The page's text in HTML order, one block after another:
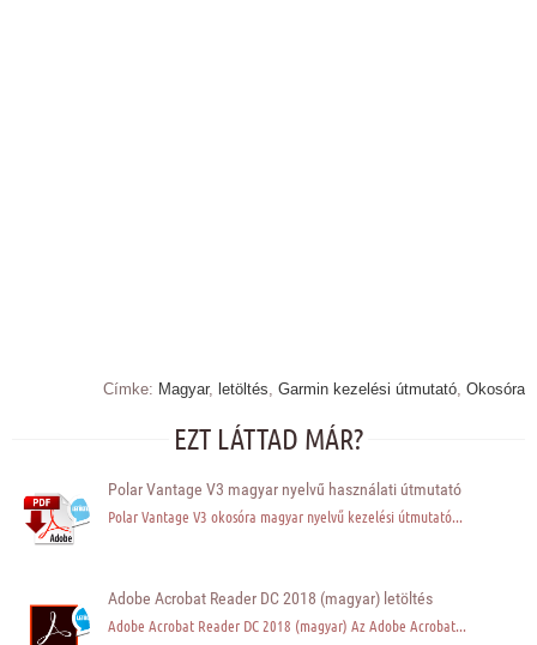
Címke: Magyar, letöltés Garmin kezelési útmutató Okosóra
EZT LÁTTAD MÁR?
Polar Vantage V3 magyar nyelvű használati útmutató
Polar Vantage V3 okosóra magyar nyelvű kezelési útmutató...
Adobe Acrobat Reader DC 2018 (magyar) letöltés
Adobe Acrobat Reader DC 2018 (magyar) Az Adobe Acrobat...